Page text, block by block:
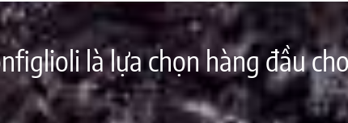
là lựa chọn hàng đầu